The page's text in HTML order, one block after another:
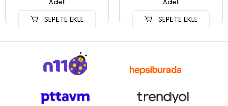
Adet
SEPETE EKLE
Adet
SEPETE EKLE